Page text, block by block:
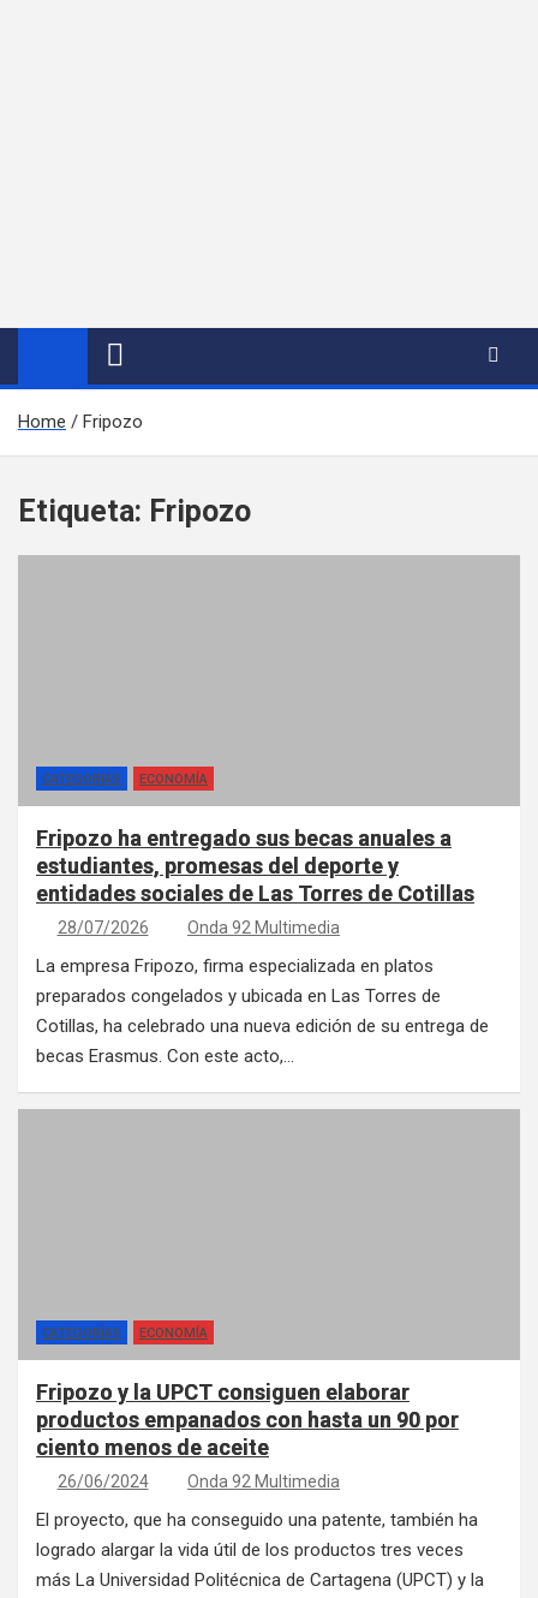
Home Fripozo
Etiqueta: Fripozo
CATEGORÍAS ECONOMÍA
Fripozo ha entregado sus becas anuales a
estudiantes, promesas del deporte y
entidades sociales de Las Torres de Cotillas
28/07/2026 Onda 92 Multimedia
La empresa Fripozo, firma especializada en platos
preparados congelados y ubicada en Las Torres de
Cotillas, ha celebrado una nueva edición de su entrega de
becas Erasmus. Con este acto,…
CATEGORÍAS ECONOMÍA
Fripozo y la UPCT consiguen elaborar
productos empanados con hasta un 90 por
ciento menos de aceite
26/06/2024 Onda 92 Multimedia
El proyecto, que ha conseguido una patente, también ha
logrado alargar la vida útil de los productos tres veces
más La Universidad Politécnica de Cartagena (UPCT) y la